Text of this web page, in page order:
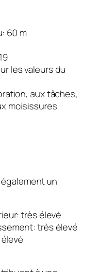
60 m
les valeurs du
aux tâches,
moisissures
un
très élevé
très élevé